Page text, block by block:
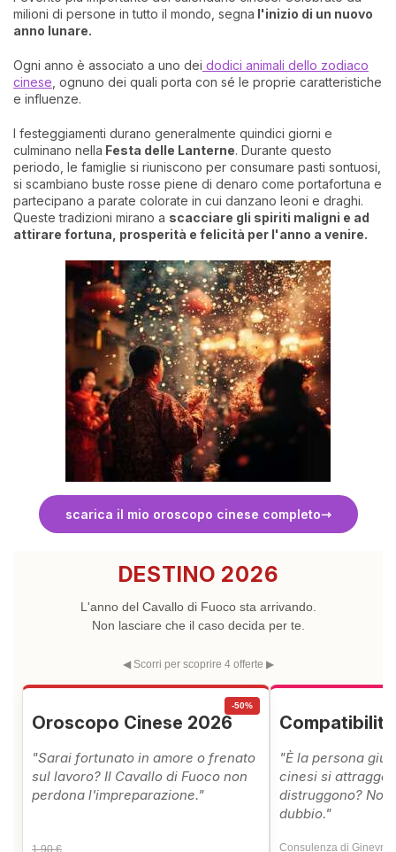
milioni di persone in tutto il mondo, segna l'inizio di un nuovo
anno lunare.
Ogni anno è associato a uno dei dodici animali dello zodiaco
cinese , ognuno dei quali porta con sé le proprie caratteristiche
e influenze.
I festeggiamenti durano generalmente quindici giorni e
culminano nella Festa delle Lanterne. Durante questo
periodo, le famiglie si riuniscono per consumare pasti sontuosi,
si scambiano buste rosse piene di denaro come portafortuna e
partecipano a parate colorate in cui danzano leoni e draghi.
Queste tradizioni mirano a scacciare gli spiriti maligni e ad
attirare fortuna, prosperità e felicità per l'anno a venire.
scarica il mio oroscopo cinese completo
DESTINO 2026
L'anno del Cavallo di Fuoco sta arrivando.
Non lasciare che il caso decida per te.
◀ Scorri per scoprire 4 offerte ▶
-50%
Oroscopo Cinese 2026
"Sarai fortunato in amore o frenato
sul lavoro? Il Cavallo di Fuoco non
perdona l'impreparazione."
1,90 €
"È la persona
cinesi si
distruggono?
dubbio."
Consulenza di Ginevra